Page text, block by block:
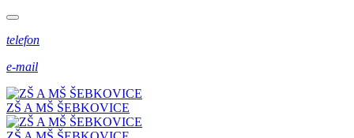
telefon
e-mail
ZŠ A MŠ ŠEBKOVICE